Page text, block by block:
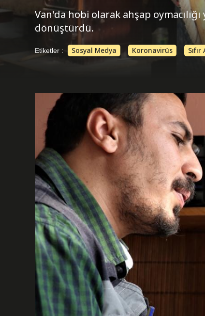
Van'da hobi olarak ahşap
dönüştürdü.
Etiketler : Sosyal Medya Koronavirüs Sıfır